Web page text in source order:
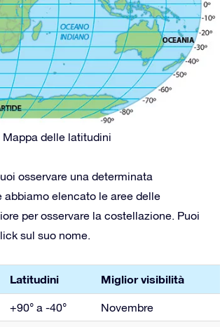
delle latitudini
osservare una determinata
elencato le aree delle
per osservare la costellazione. Puoi
sul suo nome.
Latitudini Miglior visibilità
+90° a -40° Novembre